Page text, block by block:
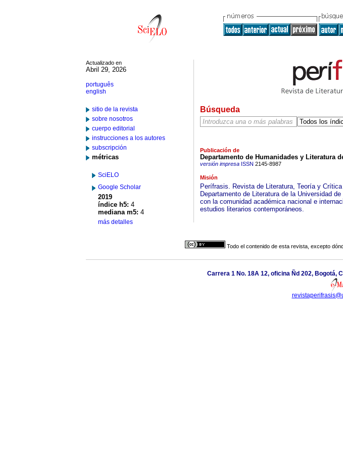
Actualizado en
Abril 29, 2026
português
english
sitio de la revista
sobre nosotros
cuerpo editorial
instrucciones a los autores
subscripción
métricas
SciELO
Google Scholar
2019
índice h5: 4
mediana m5: 4
más detalles
Búsqueda
Publicación de
Departamento de Humanidades y Literatura
versión impresaISSN 2145-8987
Misión
Perífrasis. Revista de Literatura, Teoría y
Departamento de Literatura de la Universidad
con la comunidad académica nacional e
estudios literarios contemporáneos.
Todo el contenido de esta revista, excepto
Carrera 1 No. 18A 12, oficina Ñd 202, Bogotá,